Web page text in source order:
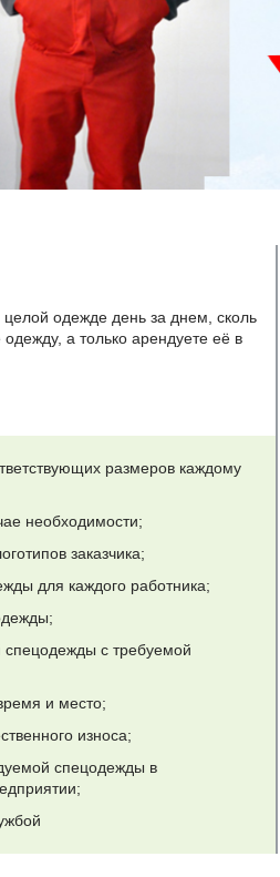
целой одежде день за днем, сколь
а только арендуете её в
размеров каждому
необходимости;
заказчика;
для каждого работника;
спецодежды с требуемой
и место;
износа;
спецодежды в